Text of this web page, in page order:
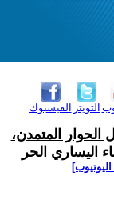
الفيسبوك التويتر
الحوار المتمدن،
اليساري الحر